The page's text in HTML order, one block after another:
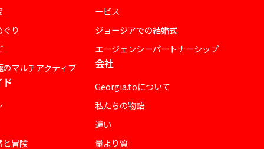
り
マルチアクティブ
ド
と冒険
ービス
ジョージアでの結婚式
エージェンシーパートナーシップ
会社
Georgia.toについて
私たちの物語
違い
量より質